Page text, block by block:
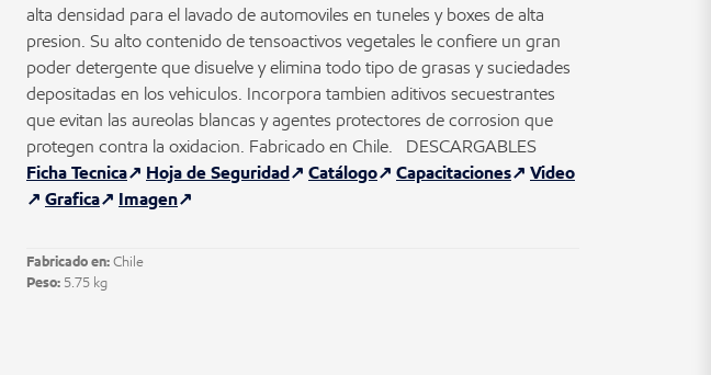
alta densidad para el lavado de automoviles en tuneles y boxes de alta
presion. Su alto contenido de tensoactivos vegetales le confiere un gran
poder detergente que disuelve y elimina todo tipo de grasas y suciedades
depositadas en los vehiculos. Incorpora tambien aditivos secuestrantes
que evitan las aureolas blancas y agentes protectores de corrosion que
protegen contra la oxidacion. Fabricado en Chile. DESCARGABLES
Ficha Tecnica
Hoja de Seguridad Catálogo Capacitaciones
Video
Grafica
Imagen
Fabricado en: Chile
Peso: 5.75 kg